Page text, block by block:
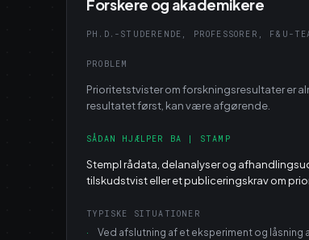
Forskere og akademikere
PH.D.-STUDERENDE, PROFESSORER, F&U-
PROBLEM
Prioritetstvister om forskningsresultater er
resultatet først, kan være afgørende.
SÅDAN HJÆLPER BA | STAMP
Stempl rådata, delanalyser og
tilskudstvist eller et publiceringskrav om
TYPISKE SITUATIONER
·
Ved afslutning af et eksperiment og